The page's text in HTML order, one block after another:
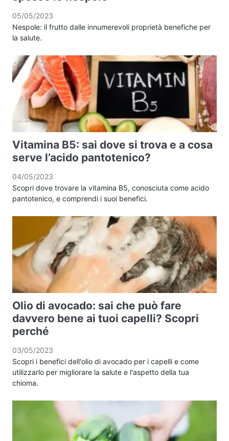
05/05/2023
Nespole: il frutto dalle innumerevoli proprietà benefiche per
la salute.
Vitamina B5: sai dove si trova e a cosa
serve l’acido pantotenico?
04/05/2023
Scopri dove trovare la vitamina B5, conosciuta come acido
pantotenico, e comprendi i suoi benefici.
Olio di avocado: sai che può fare
davvero bene ai tuoi capelli? Scopri
perché
03/05/2023
Scopri i benefici dell'olio di avocado per i capelli e come
utilizzarlo per migliorare la salute e l'aspetto della tua
chioma.